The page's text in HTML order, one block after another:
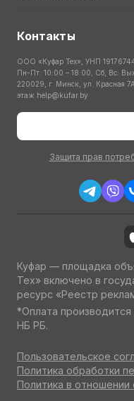
Контакты
ООО «Куфар Тех», УНП
Пн-Пт: 10:00 – 18:00; Сб, Вс:
220029, г. Минск, ул. Красная
этаж help@kufar.by
Защита прав
Куфар — площадка
Тех» включено в
ресурс «Реестр
*Оплата
НБ РБ.
Пользовательское
Политика обработки
Политика в